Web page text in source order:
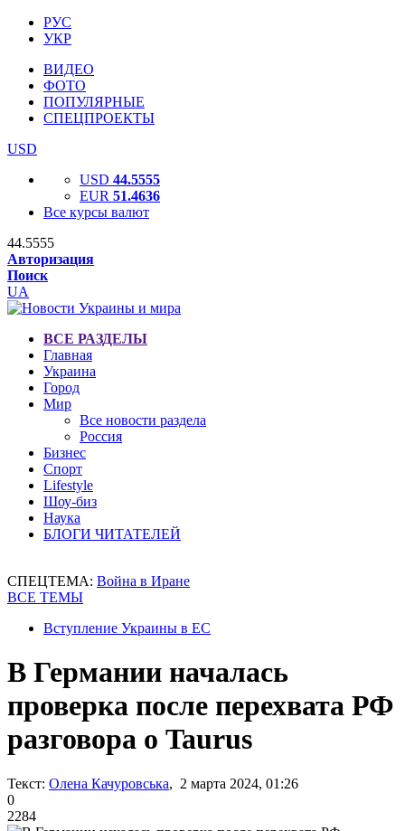
РУС
УКР
ВИДЕО
ФОТО
ПОПУЛЯРНЫЕ
СПЕЦПРОЕКТЫ
USD
USD 44.5555
EUR 51.4636
Все курсы валют
44.5555
Авторизация
Поиск
UA
ВСЕ РАЗДЕЛЫ
Главная
Украина
Город
Мир
Все новости раздела
Россия
Бизнес
Спорт
Lifestyle
Шоу-биз
Наука
БЛОГИ ЧИТАТЕЛЕЙ
СПЕЦТЕМА: Война в Иране
ВСЕ ТЕМЫ
Вступление Украины в ЕС
В Германии началась
проверка после перехвата РФ
разговора о Taurus
Текст: Олена Качуровська, 2 марта 2024, 01:26
0
2284